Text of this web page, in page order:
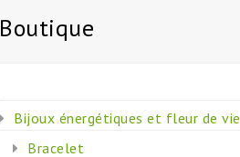
Boutique
Bijoux énergétiques et fleur de vie
Bracelet